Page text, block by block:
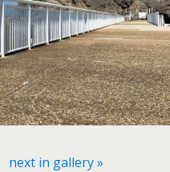
next in gallery »